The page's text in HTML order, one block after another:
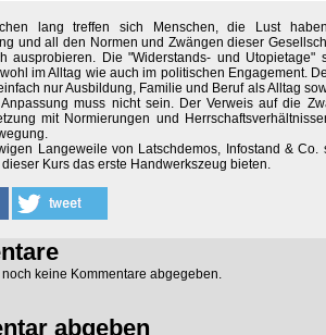
lang treffen sich Menschen, die Lust
und all den Normen und Zwängen dieser
ausprobieren. Die "Widerstands- und
im Alltag wie auch im politischen Engagement.
nur Ausbildung, Familie und Beruf als Alltag
muss nicht sein. Der Verweis auf die
mit Normierungen und
Langeweile von Latschdemos, Infostand &
Kurs das erste Handwerkszeug bieten.
keine Kommentare abgegeben.
abgeben